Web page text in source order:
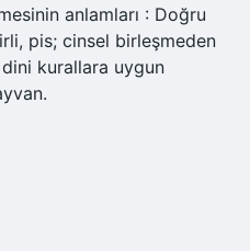
anlamları : Doğru
pis; cinsel birleşmeden
dini kurallara uygun